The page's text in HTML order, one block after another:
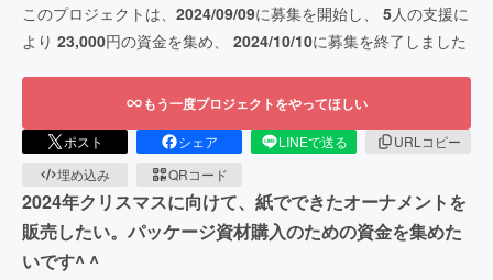
このプロジェクトは、 2024/09/09に募集を開始し、 5人の支援に
より 23,000円の資金を集め、 2024/10/10に募集を終了しました
もう一度プロジェクトをやってほしい
ポスト シェア LINEで送る
URLコピー
埋め込み
QRコード
2024年クリスマスに向けて、紙でできたオーナメントを
販売したい。パッケージ資材購入のための資金を集めた
いです^ ^